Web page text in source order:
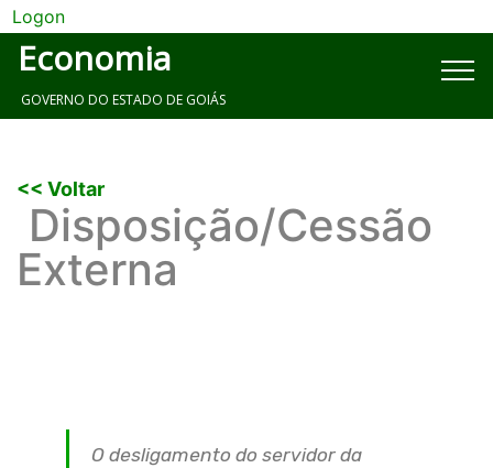
Logon
Economia
GOVERNO DO ESTADO DE GOIÁS
<< Voltar
Disposição/Cessão
Externa
O desligamento do servidor da